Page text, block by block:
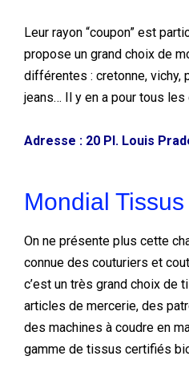
Leur rayon “coupon” est
propose un grand choix de
différentes : cretonne, vichy,
jeans… Il y en a pour tous les
Adresse : 20 Pl. Louis
Mondial Tissus
On ne présente plus cette
connue des couturiers et
c’est un très grand choix de
articles de mercerie, des
des machines à coudre en
gamme de tissus certifiés